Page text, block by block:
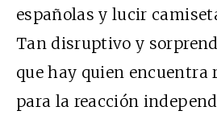
españolas y lucir
Tan disruptivo y
que hay quien encuentra
para la reacción